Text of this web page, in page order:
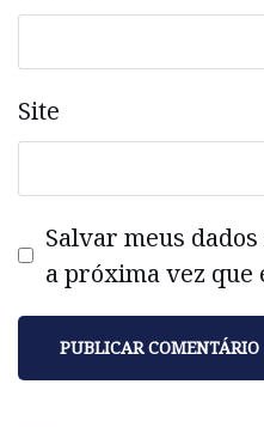
Site
Salvar meus
a próxima vez que